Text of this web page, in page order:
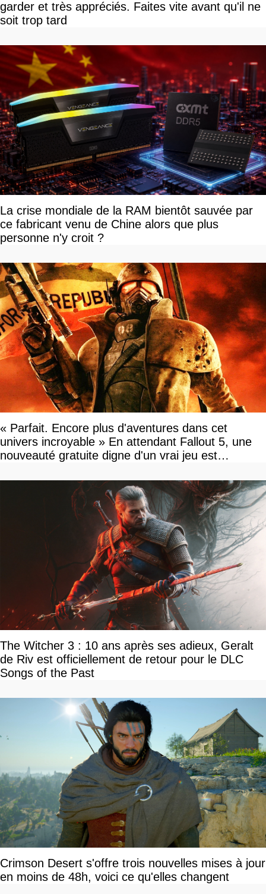
garder et très appréciés. Faites vite avant qu'il ne
soit trop tard
La crise mondiale de la RAM bientôt sauvée par
ce fabricant venu de Chine alors que plus
personne n'y croit ?
« Parfait. Encore plus d'aventures dans cet
univers incroyable » En attendant Fallout 5, une
nouveauté gratuite digne d'un vrai jeu est
The Witcher 3 : 10 ans après ses adieux, Geralt
de Riv est officiellement de retour pour le DLC
Songs of the Past
Crimson Desert s'offre trois nouvelles mises à jour
en moins de 48h, voici ce qu'elles changent